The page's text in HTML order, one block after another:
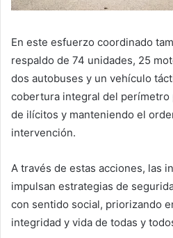
En este esfuerzo coordinado
respaldo de 74 unidades, 25
dos autobuses y un vehículo
cobertura integral del perímetro
de ilícitos y manteniendo el
intervención.
A través de estas acciones, las
impulsan estrategias de
con sentido social, priorizando
integridad y vida de todas y